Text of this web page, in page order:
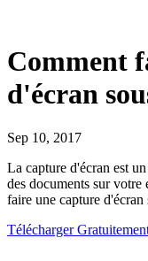
Comment
d'écran
Sep 10, 2017
La capture d'écran est
des documents sur
faire une capture
Télécharger